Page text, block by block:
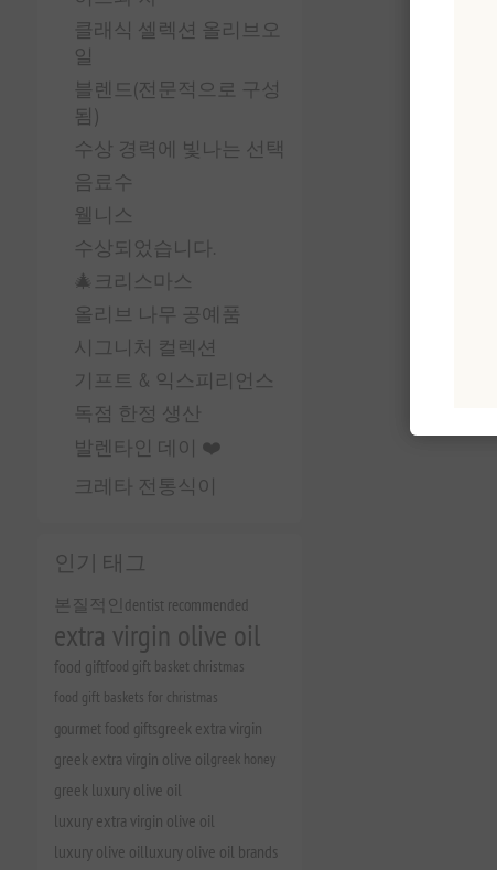
클래식 셀렉션 올리브오
일
블렌드(전문적으로 구성
됨)
수상 경력에 빛나는 선택
음료수
웰니스
수상되었습니다.
🎄크리스마스
올리브 나무 공예품
시그니처 컬렉션
기프트 & 익스피리언스
독점 한정 생산
발렌타인 데이 ❤️
크레타 전통식이
인기 태그
본질적인 dentist recommended
extra virgin olive oil
food giftfood gift basket christmas
food gift baskets for christmas
gourmet food giftsgreek extra virgin
greek extra virgin olive oilgreek honey
greek luxury olive oil
luxury extra virgin olive oil
luxury olive oilluxury olive oil brands